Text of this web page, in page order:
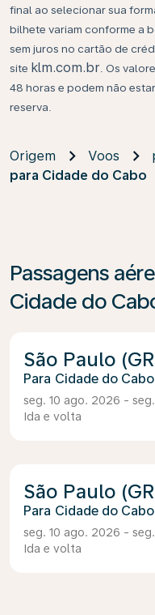
final ao selecionar sua
bilhete variam conforme a
sem juros no cartão de
site klm.com.br . Os
48 horas e podem não
reserva.
Origem Voos
para Cidade do Cabo
Passagens
Cidade do
São Paulo
Cidade do
seg. 10 ago. 2026 -
Ida e volta
São Paulo
Cidade do
seg. 10 ago. 2026 -
Ida e volta